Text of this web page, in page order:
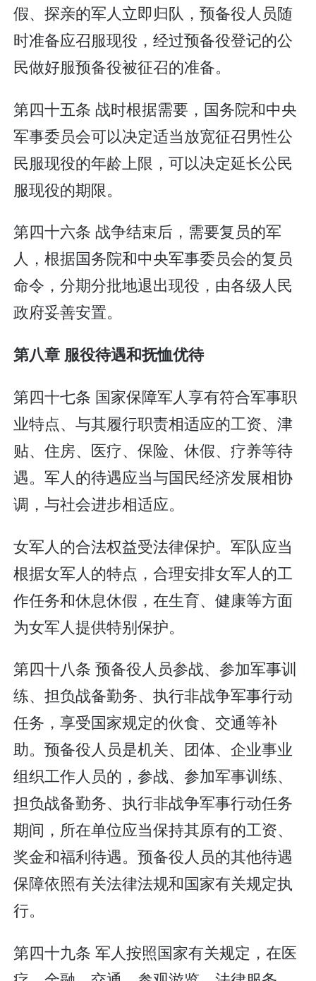
假、探亲的军人立即归队，预备役人员随
时准备应召服现役，经过预备役登记的公
民做好服预备役被征召的准备。
第四十五条 战时根据需要，国务院和中央
军事委员会可以决定适当放宽征召男性公
民服现役的年龄上限，可以决定延长公民
服现役的期限。
第四十六条 战争结束后，需要复员的军
人，根据国务院和中央军事委员会的复员
命令，分期分批地退出现役，由各级人民
政府妥善安置。
第八章 服役待遇和抚恤优待
第四十七条 国家保障军人享有符合军事职
业特点、与其履行职责相适应的工资、津
贴、住房、医疗、保险、休假、疗养等待
遇。军人的待遇应当与国民经济发展相协
调，与社会进步相适应。
女军人的合法权益受法律保护。军队应当
根据女军人的特点，合理安排女军人的工
作任务和休息休假，在生育、健康等方面
为女军人提供特别保护。
第四十八条 预备役人员参战、参加军事训
练、担负战备勤务、执行非战争军事行动
任务，享受国家规定的伙食、交通等补
助。预备役人员是机关、团体、企业事业
组织工作人员的，参战、参加军事训练、
担负战备勤务、执行非战争军事行动任务
期间，所在单位应当保持其原有的工资、
奖金和福利待遇。预备役人员的其他待遇
保障依照有关法律法规和国家有关规定执
行。
第四十九条 军人按照国家有关规定，在医